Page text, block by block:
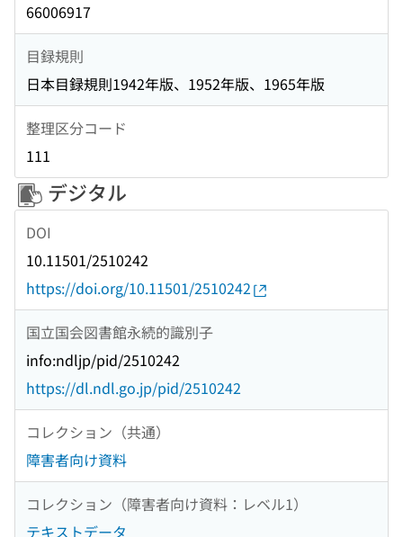
66006917
目録規則
日本目録規則1942年版、1952年版、1965年版
整理区分コード
111
デジタル
DOI
10.11501/2510242
https://doi.org/10.11501/2510242
国立国会図書館永続的識別子
info:ndljp/pid/2510242
https://dl.ndl.go.jp/pid/2510242
コレクション（共通）
障害者向け資料
コレクション（障害者向け資料：レベル1）
テキストデータ